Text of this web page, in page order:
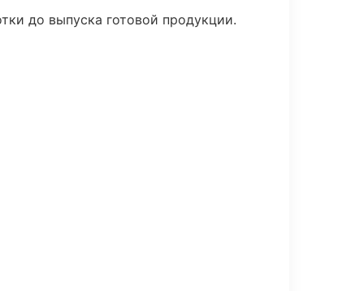
до выпуска готовой продукции.